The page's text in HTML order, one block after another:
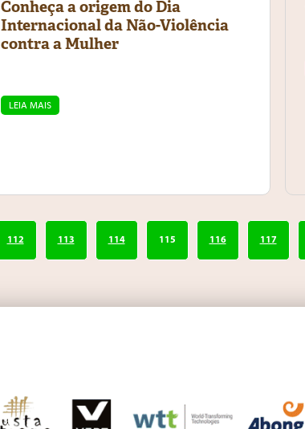
Conheça a origem do Dia
Internacional da Não-Violência
contra a Mulher
LEIA MAIS
112 113 114 115 116 117